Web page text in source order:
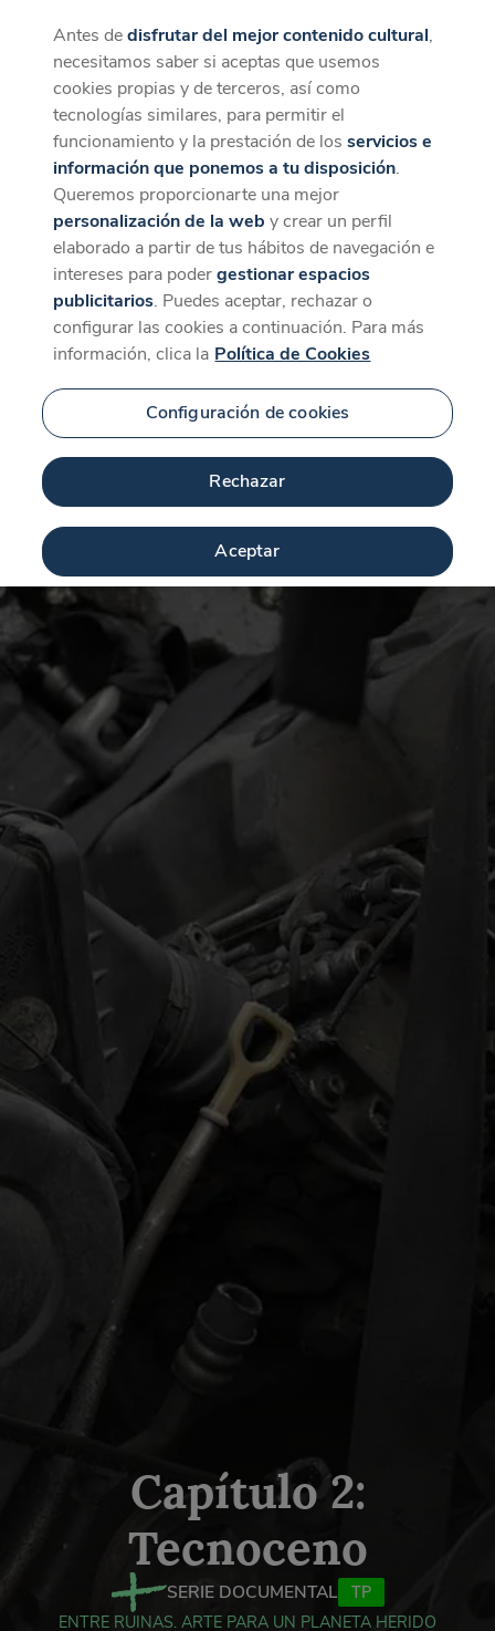
CaixaForum+
La mejor experiencia desde la App
Descargar
Capítulo 2:
Tecnoceno
SERIE DOCUMENTAL
TP
ENTRE RUINAS. ARTE PARA UN PLANETA HERIDO
Antes dedisfrutar del mejor contenido cultural,
necesitamos saber si aceptas que usemos
cookies propias y de terceros, así como
tecnologías similares, para permitir el
funcionamiento y la prestación de losservicios e
información que ponemos a tu disposición.
Queremos proporcionarte una mejor
personalización de la web y crear un perfil
elaborado a partir de tus hábitos de navegación e
intereses para podergestionar espacios
publicitarios. Puedes aceptar, rechazar o
configurar las cookies a continuación. Para más
información, clica la Política de Cookies
Configuración de cookies
Rechazar
Aceptar